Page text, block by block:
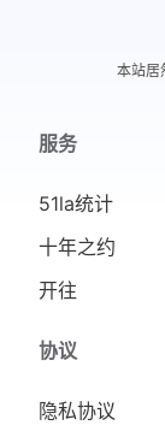
本站居
服务
51la统计
十年之约
开往
协议
隐私协议